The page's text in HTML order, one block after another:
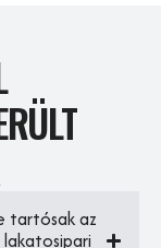
tartósak az